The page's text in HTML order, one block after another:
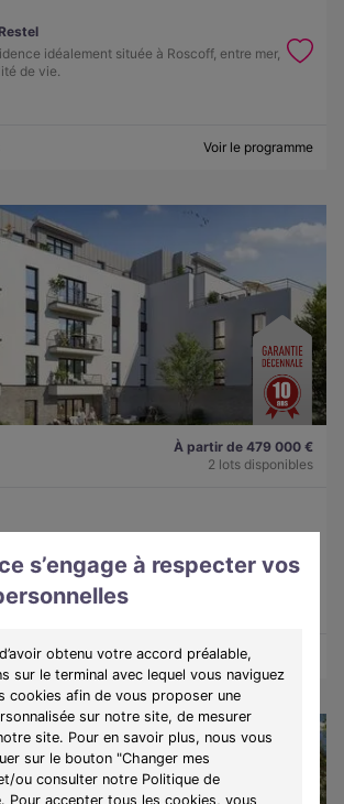
s’engage à respecter vos
obtenu votre accord préalable,
sur le terminal avec lequel vous naviguez
cookies afin de vous proposer une
sur notre site, de mesurer
site. Pour en savoir plus, nous vous
sur le bouton "Changer mes
ou consulter notre Politique de
Pour accepter tous les cookies, vous
idéalement située à Roscoff, entre mer,
de vie.
Voir le programme
À partir de 479 000 €
2 lots disponibles
intimiste à Dinard, alliant élégance,
vivre sur la côte d'Émeraude.
Voir le programme